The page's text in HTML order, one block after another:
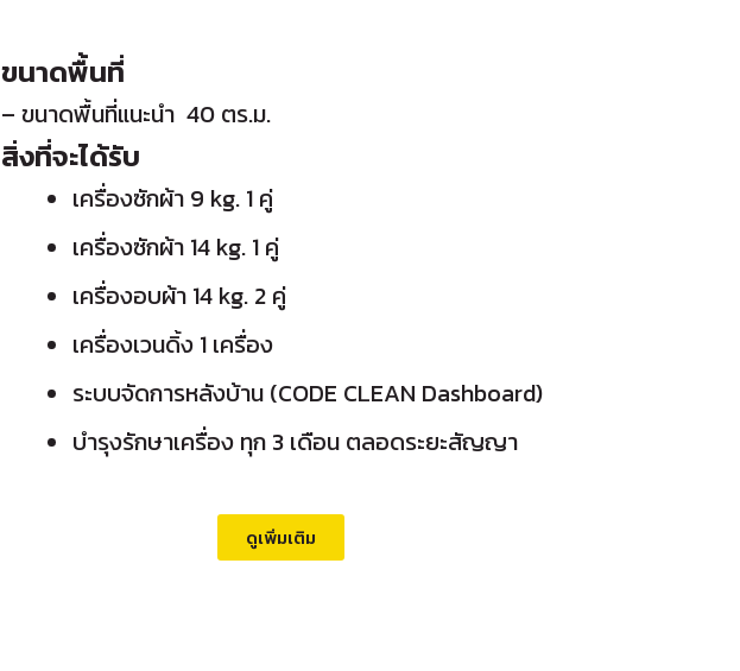
ขนาดพื้นที่
– ขนาดพื้นที่แนะนำ 40 ตร.ม.
สิ่งที่จะได้รับ
เครื่องซักผ้า 9 kg. 1 คู่
เครื่องซักผ้า 14 kg. 1 คู่
เครื่องอบผ้า 14 kg. 2 คู่
เครื่องเวนดิ้ง 1 เครื่อง
ระบบจัดการหลังบ้าน (CODE CLEAN Dashboard)
บำรุงรักษาเครื่อง ทุก 3 เดือน ตลอดระยะสัญญา
ดูเพิ่มเติม